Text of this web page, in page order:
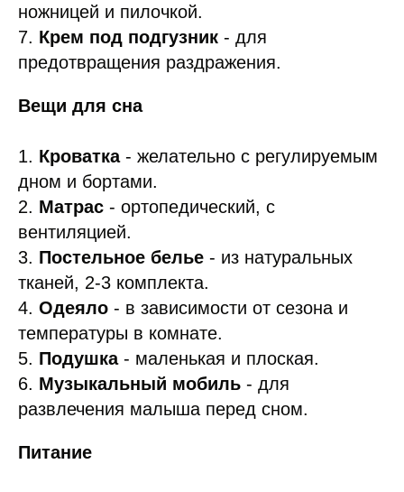
ножницей и пилочкой.
7. Крем под подгузник - для
предотвращения раздражения.
Вещи для сна
1. Кроватка- желательно с регулируемым
дном и бортами.
2. Матрас - ортопедический, с
вентиляцией.
3. Постельное белье - из натуральных
тканей, 2-3 комплекта.
4. Одеяло - в зависимости от сезона и
температуры в комнате.
5. Подушка- маленькая и плоская.
6. Музыкальный мобиль - для
развлечения малыша перед сном.
Питание